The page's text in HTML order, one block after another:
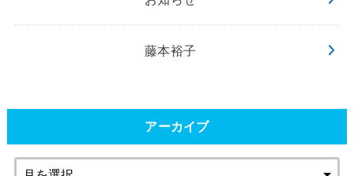
藤本裕子
アーカイブ